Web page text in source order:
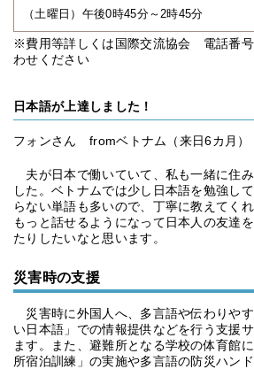
（土曜日）午後0時45分～2時45分
※費用等詳しくは国際交流協会 電話番
わせください
日本語が上達しました！
フォンさん fromベトナム（来日6カ月）
夫が日本で働いていて、私も一緒に住
した。ベトナムでは少し日本語を勉強し
らない単語も多いので、丁寧に教えてく
もっと話せるようになって日本人の友達
たりしたいなと思います。
災害時の支援
災害時に外国人へ、多言語や伝わりや
い日本語」での情報提供などを行う支援
ます。また、避難所となる学校の体育館
所宿泊訓練」の実施や多言語の防災ハン